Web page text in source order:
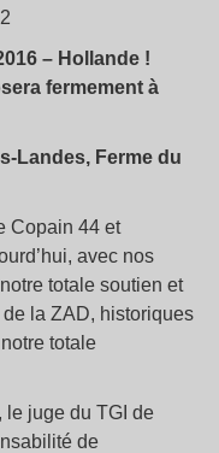
– Hollande !
fermement à
Landes, Ferme du
Copain 44 et
avec nos
totale soutien et
la ZAD, historiques
totale
le juge du TGI de
de